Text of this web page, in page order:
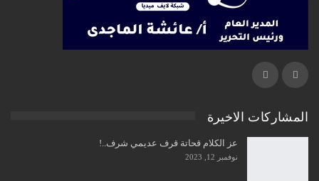
المشاركات الاخيرة
عز الكلام قحاتة قرف عديمي شرف..!
نوفمبر 12, 2023